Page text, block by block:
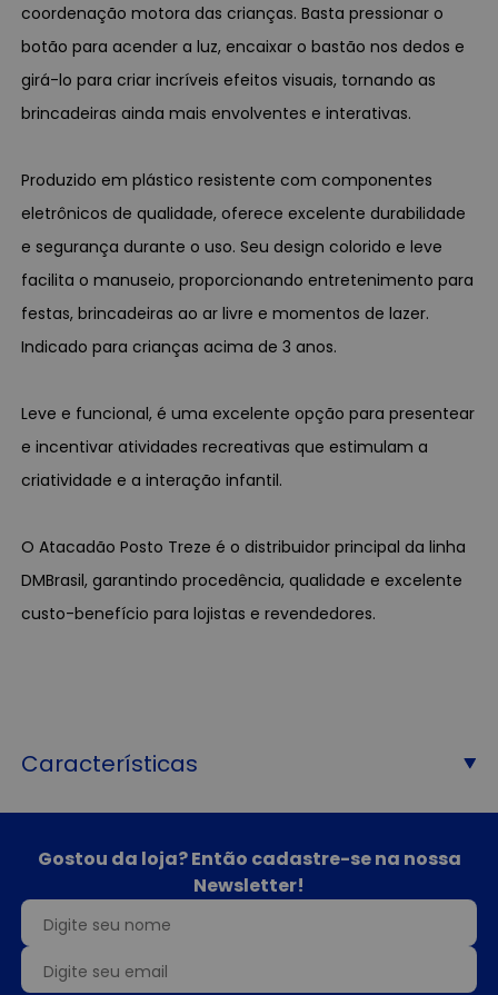
coordenação motora das crianças. Basta pressionar o
botão para acender a luz, encaixar o bastão nos dedos e
girá-lo para criar incríveis efeitos visuais, tornando as
brincadeiras ainda mais envolventes e interativas.
Produzido em plástico resistente com componentes
eletrônicos de qualidade, oferece excelente durabilidade
e segurança durante o uso. Seu design colorido e leve
facilita o manuseio, proporcionando entretenimento para
festas, brincadeiras ao ar livre e momentos de lazer.
Indicado para crianças acima de 3 anos.
Leve e funcional, é uma excelente opção para presentear
e incentivar atividades recreativas que estimulam a
criatividade e a interação infantil.
O Atacadão Posto Treze é o distribuidor principal da linha
DMBrasil, garantindo procedência, qualidade e excelente
custo-benefício para lojistas e revendedores.
Características
Gostou da loja? Então cadastre-se na nossa
Newsletter!